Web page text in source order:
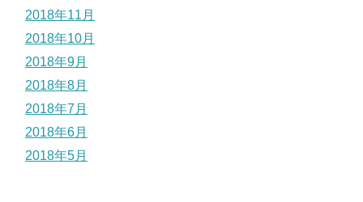
2018年11月
2018年10月
2018年9月
2018年8月
2018年7月
2018年6月
2018年5月